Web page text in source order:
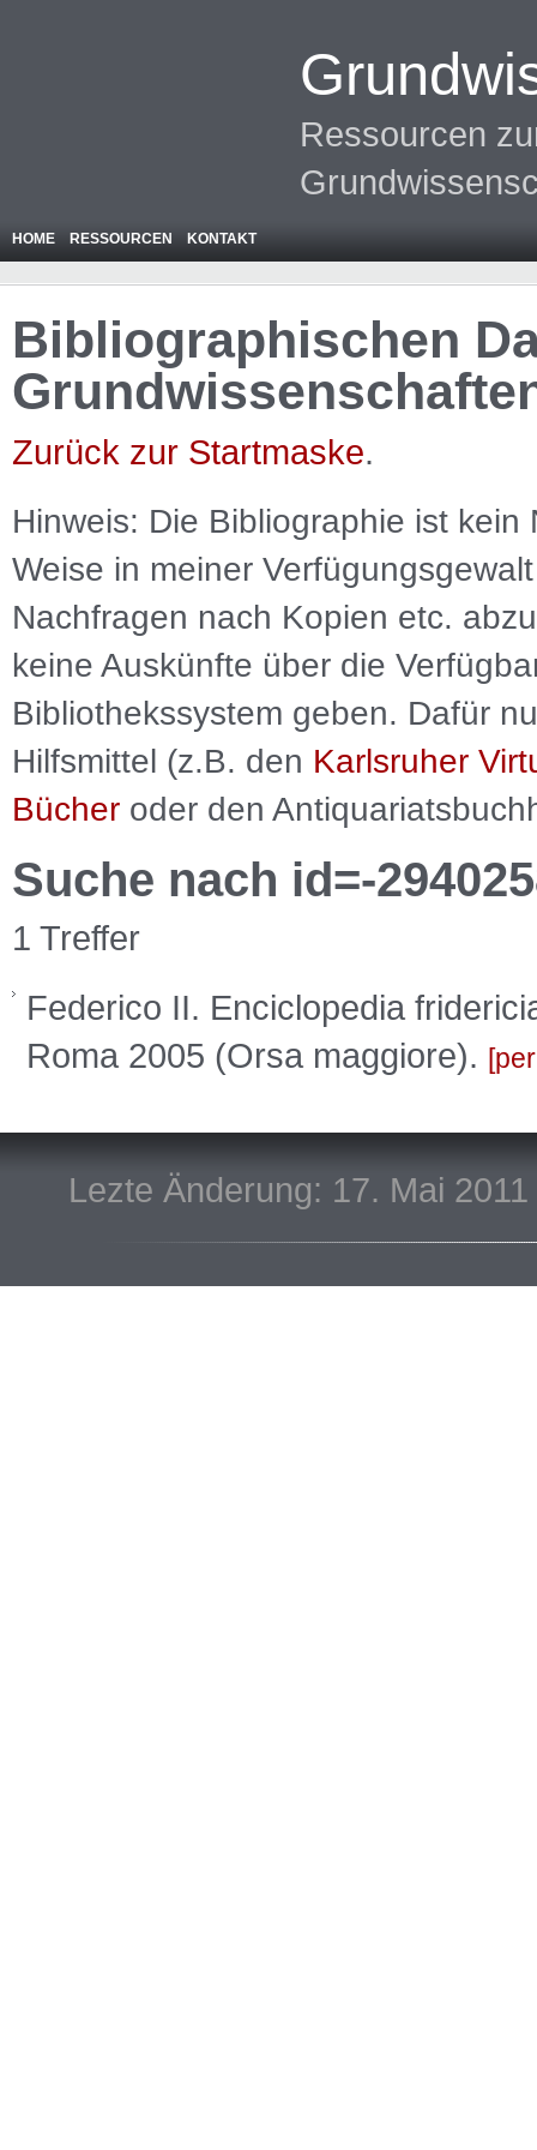
Ressourcen
HOME RESSOURCEN KONTAKT
Bibliographischen
Zurück zur Startmaske.
Hinweis: Die Bibliographie ist kein
Weise in meiner
Nachfragen nach Kopien etc.
keine Auskünfte über die
Bibliothekssystem geben. Dafür
Hilfsmittel (z.B. den Karlsruher
Bücher oder den
Suche nach id=-
1 Treffer
Federico II. Enciclopedia
Roma 2005 (Orsa maggiore).
Lezte Änderung: 17. Mai